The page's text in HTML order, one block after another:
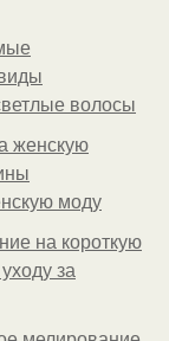
волосы
женскую
моду
на короткую
за